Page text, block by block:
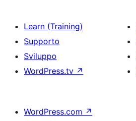
Learn (Training)
Supporto
Sviluppo
WordPress.tv ↗
WordPress.com ↗